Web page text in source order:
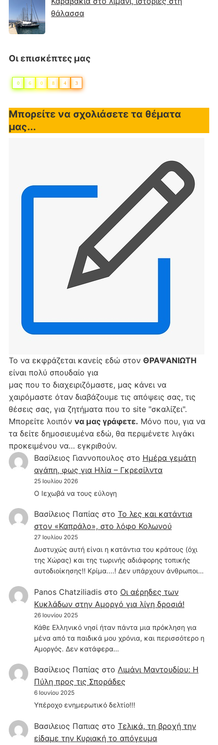
θάλασσα
Οι επισκέπτες μας
0 6 0 8 4 3
Μπορείτε να σχολιάσετε τα θέματα
μας...
Το να εκφράζεται κανείς εδώ στον ΘΡΑΨΑΝΙΩΤΗ
είναι πολύ σπουδαίο για
μας που το διαχειριζόμαστε, μας κάνει να
χαιρόμαστε όταν διαβάζουμε τις απόψεις σας, τις
θέσεις σας, για ζητήματα που το site "σκαλίζει".
Μπορείτε λοιπόν να μας γράφετε. Μόνο που, για να
τα δείτε δημοσιευμένα εδώ, θα περιμένετε λιγάκι
προκειμένου να… εγκριθούν.
Βασίλειος Γιαννοπουλος στο Hμέρα γεμάτη
αγάπη, φως για Ηλία – Γκρεσίλντα
25 Ιουλίου 2026
Ο Ιεχωβά να τους εύλογη
Βασίλειος Παπίας στο Το λες και κατάντια
στον «Καπράλο», στο λόφο Κολωνού
27 Ιουλίου 2025
Δυστυχώς αυτή είναι η κατάντια του κράτους (όχι
της Χώρας) και της τωρινής αδιάφορης τοπικής
αυτοδιοίκησης!! Κρίμα....! Δεν υπάρχουν άνθρωποι…
Panos Chatziliadisστο Οι αέρηδες των
Κυκλάδων στην Αμοργό για λίγη δροσιά!
26 Ιουνίου 2025
Κάθε Ελληνικό νησί ήταν πάντα μια πρόκληση για
μένα από τα παιδικά μου χρόνια, και περισσότερο η
Αμοργός. Δεν κατάφερα…
Βασίλειος Παπίας στο Λιμάνι Μαντουδίου: Η
Πύλη προς τις Σποράδες
6 Ιουνίου 2025
Υπέροχο ενημερωτικό δελτίο!!!
Βασιλειος Παπιας στο Τελικά, τη βροχή την
είδαμε την Κυριακή το απόγευμα